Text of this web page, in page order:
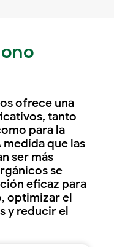
ofrece una
tanto
para la
que las
ser más
se
eficaz para
optimizar el
y reducir el